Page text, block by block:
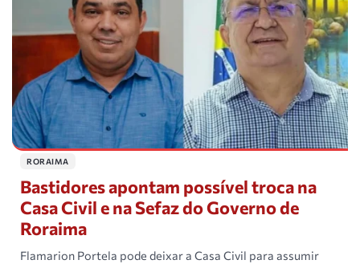
RORAIMA
Bastidores apontam possível troca na
Casa Civil e na Sefaz do Governo de
Roraima
Flamarion Portela pode deixar a Casa Civil para assumir